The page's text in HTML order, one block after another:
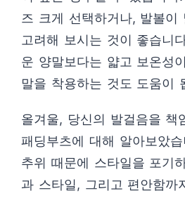
즈 크게 선택하거나, 발볼이
고려해 보시는 것이 좋습니
운 양말보다는 얇고 보온성
말을 착용하는 것도 도움이
올겨울, 당신의 발걸음을 책
패딩부츠에 대해 알아보았
추위 때문에 스타일을 포기
과 스타일, 그리고 편안함까